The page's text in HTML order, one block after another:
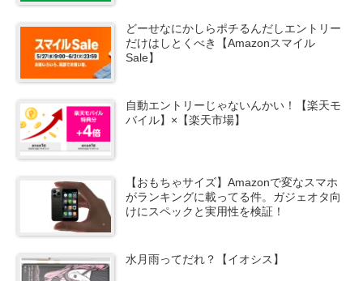
どーせなにかしらポチるんだしエントリー
だけはしとくべき【Amazonスマイル
Sale】
自動エントリーじゃないんかい！【楽天モ
バイル】×【楽天市場】
【おもちゃサイズ】Amazonで変なスマホ
がランキングに載ってる件。ガジェオタ向
けにスペックと実用性を検証！
水月雨ってだれ？【イオシス】